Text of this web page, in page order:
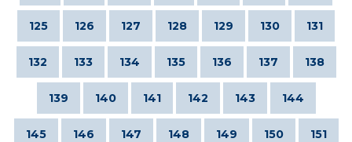
125 126 127 128 129 130 131
132 133 134 135 136 137 138
139 140 141 142 143 144
145 146 147 148 149 150 151